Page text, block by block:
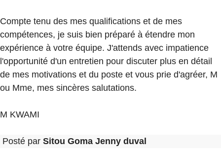
Compte tenu des mes qualifications et de mes
compétences, je suis bien préparé à étendre mon
expérience à votre équipe. J'attends avec impatience
l'opportunité d'un entretien pour discuter plus en détail
de mes motivations et du poste et vous prie d'agréer, M
ou Mme, mes sincères salutations.
M KWAMI
Posté par Sitou Goma Jenny duval